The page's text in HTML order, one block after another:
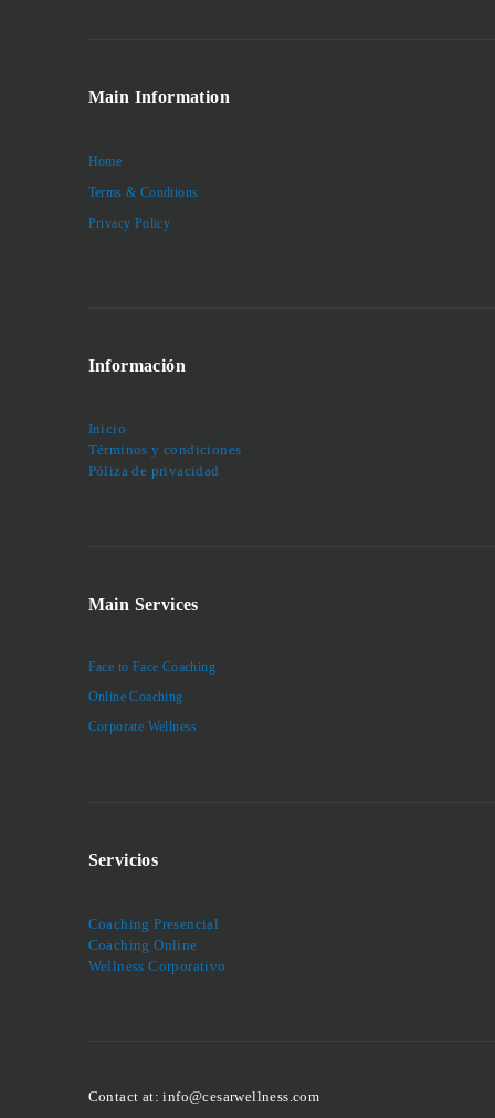
Main Information
Home
Terms & Condtions
Privacy Policy
Información
Inicio
Términos y condiciones
Póliza de privacidad
Main Services
Face to Face Coaching
Online Coaching
Corporate Wellness
Servicios
Coaching Presencial
Coaching Online
Wellness Corporativo
Contact at: info@cesarwellness.com